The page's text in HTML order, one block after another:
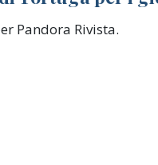
Pandora Rivista.